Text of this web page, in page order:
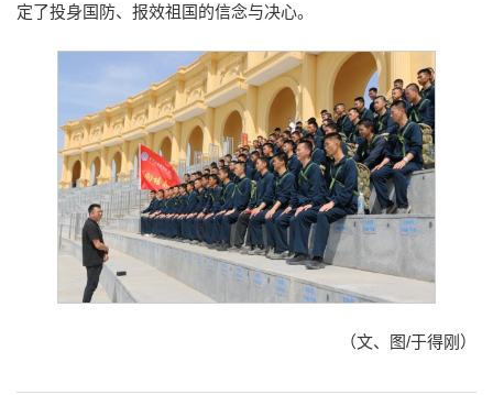
定了投身国防、报效祖国的信念与决心。
（文、图/于得刚）